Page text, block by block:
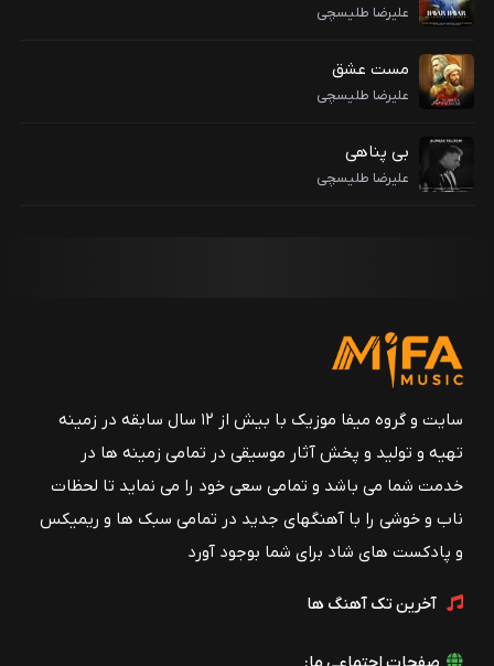
علیرضا طلیسچی
مست عشق
علیرضا طلیسچی
بی پناهی
علیرضا طلیسچی
سایت و گروه میفا موزیک با بیش از ۱۲ سال سابقه در زمینه
تهیه و تولید و پخش آثار موسیقی در تمامی زمینه ها در
خدمت شما می باشد و تمامی سعی خود را می نماید تا لحظات
ناب و خوشی را با آهنگهای جدید در تمامی سبک ها و ریمیکس
و پادکست های شاد برای شما بوجود آورد
آخرین تک آهنگ ها